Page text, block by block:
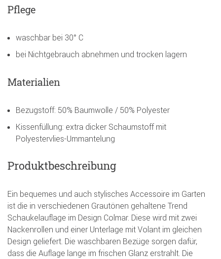
Pflege
waschbar bei 30° C
bei Nichtgebrauch abnehmen und trocken lagern
Materialien
Bezugstoff: 50% Baumwolle / 50% Polyester
Kissenfüllung: extra dicker Schaumstoff mit
Polyestervlies-Ummantelung
Produktbeschreibung
Ein bequemes und auch stylisches Accessoire im Garten
ist die in verschiedenen Grautönen gehaltene Trend
Schaukelauflage im Design Colmar. Diese wird mit zwei
Nackenrollen und einer Unterlage mit Volant im gleichen
Design geliefert. Die waschbaren Bezüge sorgen dafür,
dass die Auflage lange im frischen Glanz erstrahlt. Die